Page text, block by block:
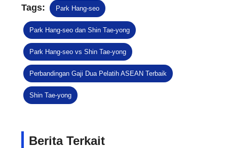
Tags: Park Hang-seo
Park Hang-seo dan Shin Tae-yong
Park Hang-seo vs Shin Tae-yong
Perbandingan Gaji Dua Pelatih ASEAN Terbaik
Shin Tae-yong
Berita Terkait